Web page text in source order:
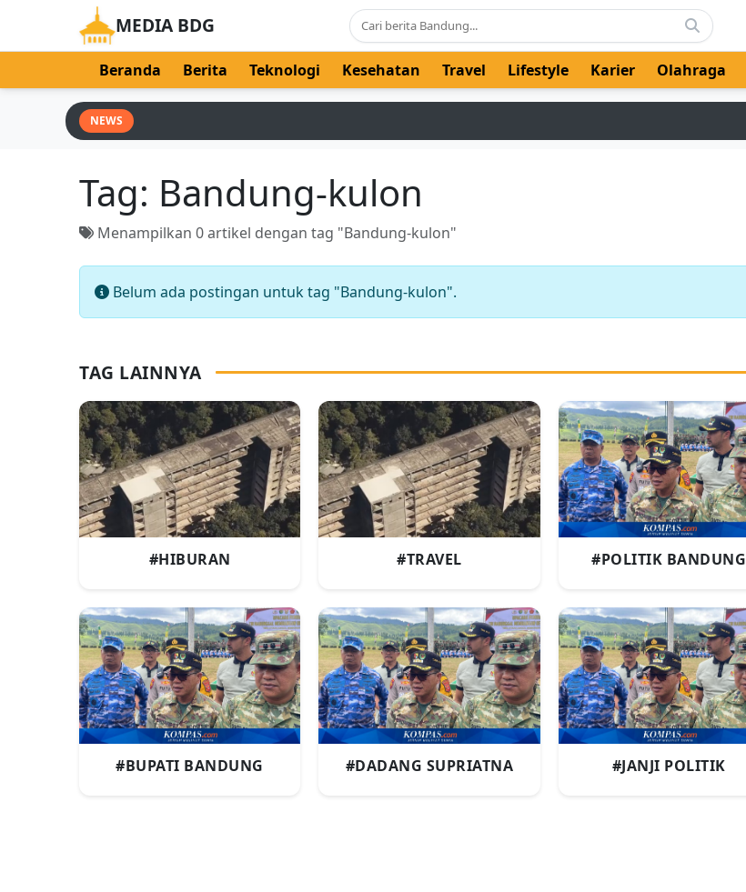
MEDIA BDG
Beranda Berita Teknologi Kesehatan Travel Lifestyle Karier Olahraga
NEWS
Tag: Bandung-kulon
Menampilkan 0 artikel dengan tag "Bandung-kulon"
Belum ada postingan untuk tag "Bandung-kulon".
TAG LAINNYA
#HIBURAN #TRAVEL #POLITIK BANDUNG
#BUPATI BANDUNG #DADANG SUPRIATNA #JANJI POLITIK